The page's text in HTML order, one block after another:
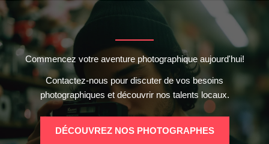
Commencez votre aventure photographique aujourd'hui!
Contactez-nous pour discuter de vos besoins
photographiques et découvrir nos talents locaux.
DÉCOUVREZ NOS PHOTOGRAPHES